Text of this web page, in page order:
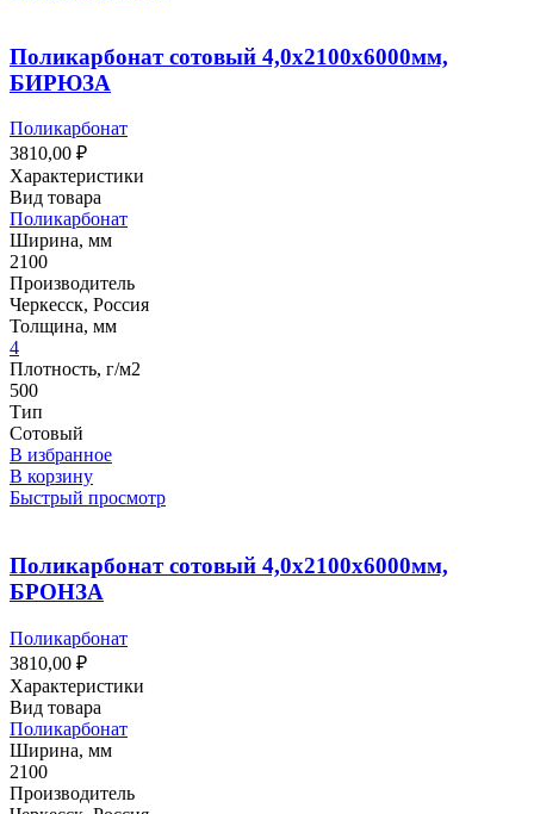
Поликарбонат сотовый 4,0х2100х6000мм,
БИРЮЗА
Поликарбонат
3810,00 ₽
Характеристики
Вид товара
Поликарбонат
Ширина, мм
2100
Производитель
Черкесск, Россия
Толщина, мм
4
Плотность, г/м2
500
Тип
Сотовый
В избранное
В корзину
Быстрый просмотр
Поликарбонат сотовый 4,0х2100х6000мм,
БРОНЗА
Поликарбонат
3810,00 ₽
Характеристики
Вид товара
Поликарбонат
Ширина, мм
2100
Производитель